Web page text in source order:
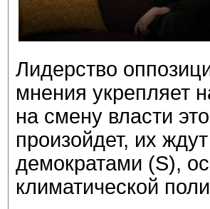
Лидерство
мнения укрепляет
на смену власти
произойдет, их
демократами (S),
климатической